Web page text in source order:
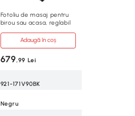
Fotoliu de masaj pentru
birou sau acasa, reglabil
Adaugă în coș
679,99 Lei
921-171V90BK
Negru